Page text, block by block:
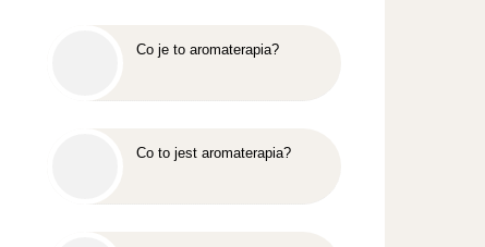
Co je to aromaterapia?
Co to jest aromaterapia?